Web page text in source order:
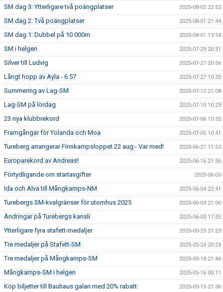
SM dag 3: Ytterligare två poängplatser 2025-08-02 22:52
SM dag 2: Två poängplatser 2025-08-01 21:44
SM dag 1: Dubbel på 10 000m 2025-08-01 13:54
SM i helgen 2025-07-29 20:31
Silver till Ludvig 2025-07-27 20:56
Långt hopp av Ayla - 6.57 2025-07-27 10:20
Summering av Lag-SM 2025-07-12 21:08
Lag-SM på lördag 2025-07-10 10:29
23 nya klubbrekord 2025-07-06 10:32
Framgångar för Yolanda och Moa 2025-07-05 10:41
Tureberg arrangerar Finnkampsloppet 22 aug - Var med! 2025-06-27 11:52
Europarekord av Andreas! 2025-06-16 21:56
Förtydligande om startavgifter 2025-06-05
Ida och Alva till Mångkamps-NM 2025-06-04 22:41
Turebergs SM-kvalgränser för utomhus 2025 2025-06-03 21:00
Ändringar på Turebergs kansli 2025-06-03 17:35
Ytterligare fyra stafett-medaljer 2025-05-25 21:23
Tre medaljer på Stafett-SM 2025-05-24 20:24
Tre medaljer på Mångkamps-SM 2025-05-18 21:46
Mångkamps-SM i helgen 2025-05-16 00:11
Köp biljetter till Bauhaus galan med 20% rabatt 2025-05-15 21:36